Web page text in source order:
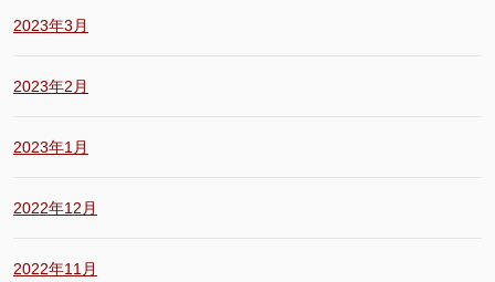
2023年3月
2023年2月
2023年1月
2022年12月
2022年11月